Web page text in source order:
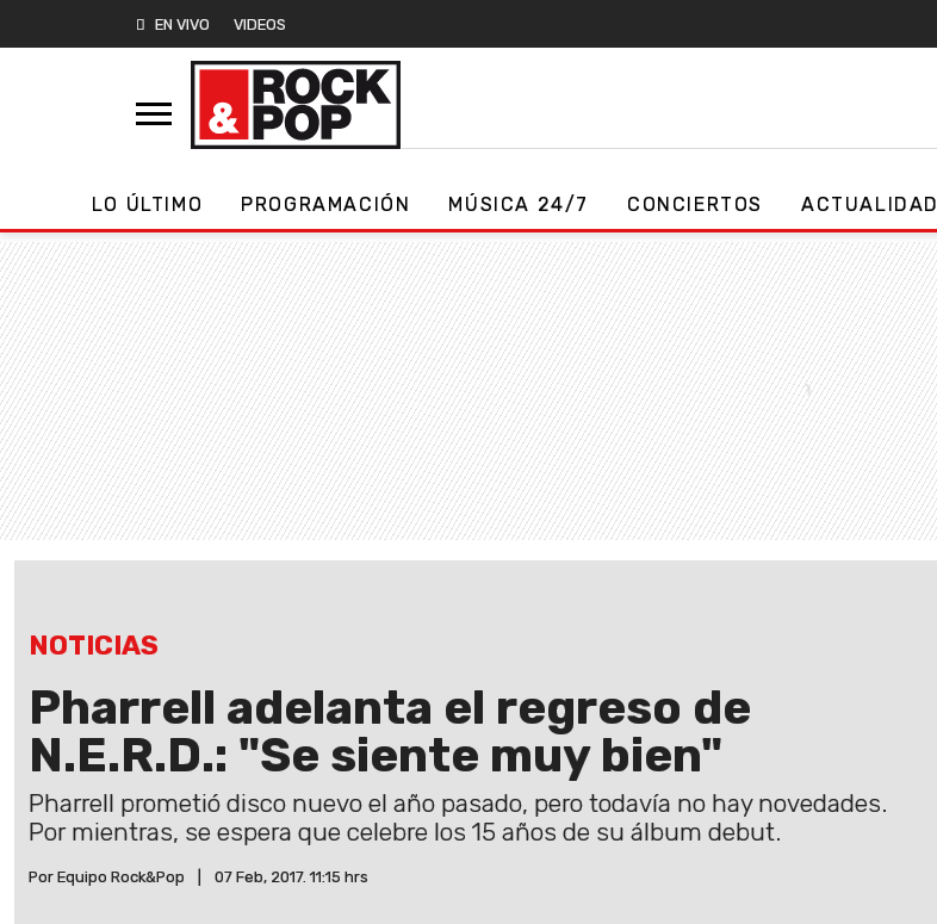
EN VIVO VIDEOS
LO ÚLTIMO PROGRAMACIÓN MÚSICA 24/7 CONCIERTOS ACTUALIDAD
NOTICIAS
Pharrell adelanta el regreso de
N.E.R.D.: "Se siente muy bien"
Pharrell prometió disco nuevo el año pasado, pero todavía no hay novedades.
Por mientras, se espera que celebre los 15 años de su álbum debut.
Por Equipo Rock&Pop 07 Feb, 2017. 11:15 hrs